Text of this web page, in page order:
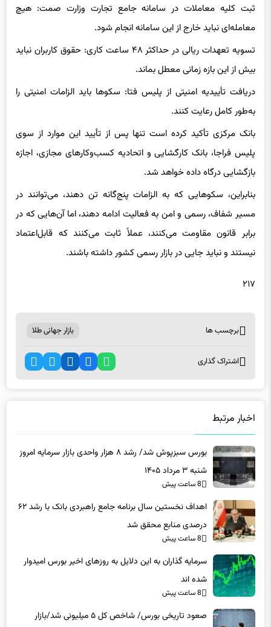
معامله‌ای نباید خارج از این سامانه انجام شود.
تسویه تعهدات ریالی در حداکثر ۴۸ ساعت کاری: حقوق کاربران نباید
بیش از این بازه زمانی معطل بماند.
دریافت تأییدیه امنیتی از پلیس فتا: سکوها باید الزامات امنیتی را
به‌طور کامل رعایت کنند.
بانک مرکزی تأکید کرده است تنها پس از تأیید این موارد از سوی
پلیس فراجا، بانک کارگشایی و اتحادیه کسب‌وکارهای مجازی، اجازه
بازگشایی درگاه داده خواهد شد.
بنابراین، سکوهایی که به الزامات پنج‌گانه تن دهند، می‌توانند در
مسیر شفاف، رسمی و امن به فعالیت ادامه دهند، اما آن‌هایی که در
برابر قانون مقاومت می‌کنند، عملاً ثابت می‌کنند که قابل‌اعتماد
نیستند و نباید جایی در بازار رسمی کشور داشته باشند.
شنبه ۳ مرداد ۱۴۰۵
8 ساعت پیش
درصدی منابع محقق شد
سرمایه گذاران به این دلایل به روزهای اخیر بورس امیدوار
شده اند
8 ساعت پیش
سرمایه یکپارچه سبز پوشید